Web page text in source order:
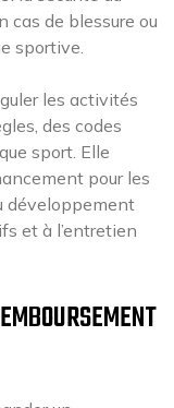
cas de blessure ou
sportive.
les activités
des codes
sport. Elle
pour les
développement
et à l’entretien